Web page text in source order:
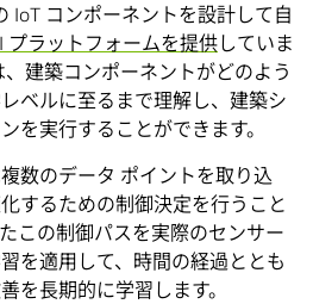
IoT コンポーネントを設計して自
プラットフォームを提供していま
建築コンポーネントがどのよう
ベルに至るまで理解し、建築シ
を実行することができます。
数のデータ ポイントを取り込
するための制御決定を行うこと
この制御パスを実際のセンサー
を適用して、時間の経過ととも
を長期的に学習します。